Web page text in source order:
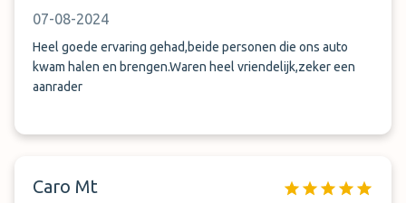
07-08-2024
Heel goede ervaring gehad,beide personen die ons auto
kwam halen en brengen.Waren heel vriendelijk,zeker een
aanrader
Caro Mt